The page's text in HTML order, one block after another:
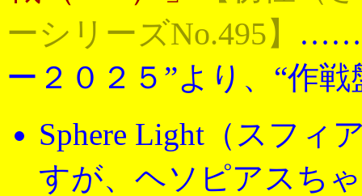
ーシリーズNo.495】
ー２０２５”より、“作
Sphere Light（スフ
すが、ヘソピアスち